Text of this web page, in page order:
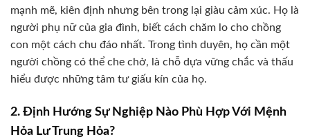
mạnh mẽ, kiên định nhưng bên trong lại giàu cảm xúc. Họ là
người phụ nữ của gia đình, biết cách chăm lo cho chồng
con một cách chu đáo nhất. Trong tình duyên, họ cần một
người chồng có thể che chở, là chỗ dựa vững chắc và thấu
hiểu được những tâm tư giấu kín của họ.
2. Định Hướng Sự Nghiệp Nào Phù Hợp Với Mệnh
Hỏa Lư Trung Hỏa?